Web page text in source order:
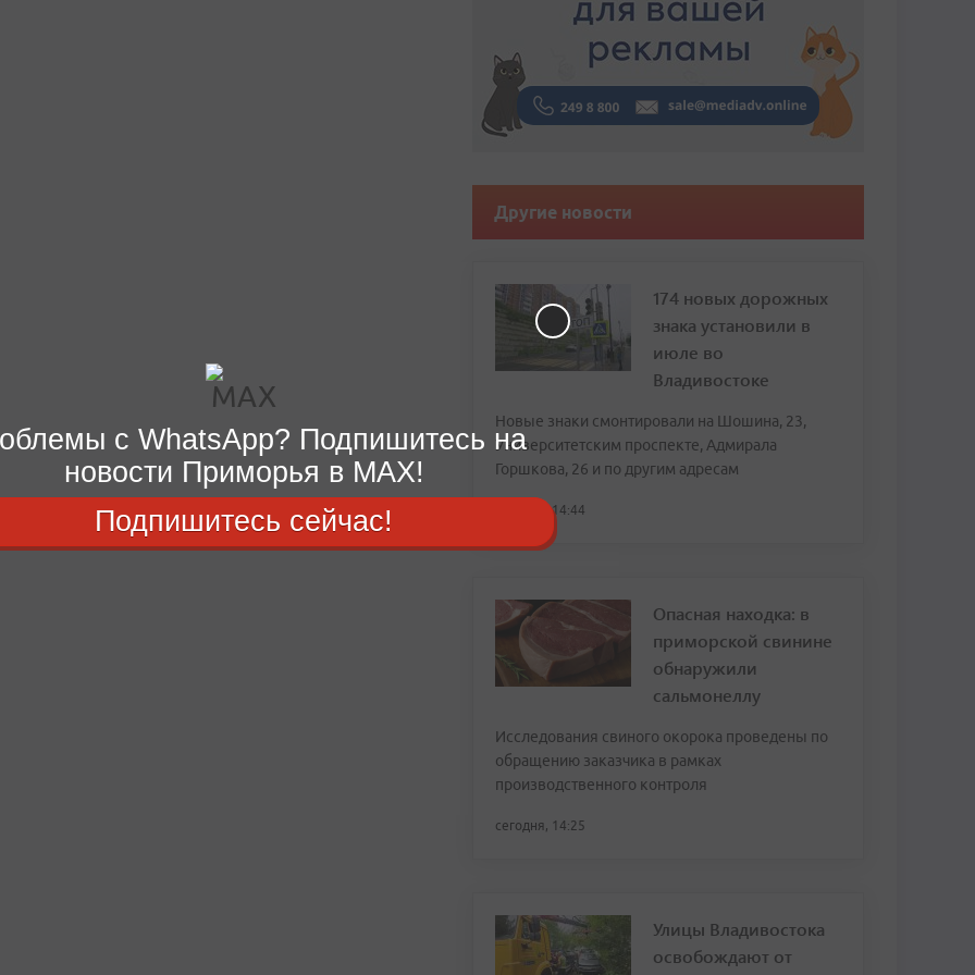
Другие новости
174 новых дорожных
знака установили в
июле во
Владивостоке
Новые знаки смонтировали на Шошина, 23,
Университетским проспекте, Адмирала
Горшкова, 26 и по другим адресам
сегодня, 14:44
Опасная находка: в
приморской свинине
обнаружили
сальмонеллу
Исследования свиного окорока проведены по
обращению заказчика в рамках
производственного контроля
сегодня, 14:25
Улицы Владивостока
освобождают от
с WhatsApp? Подпишитесь на
новости Приморья в MAX!
Подпишитесь сейчас!